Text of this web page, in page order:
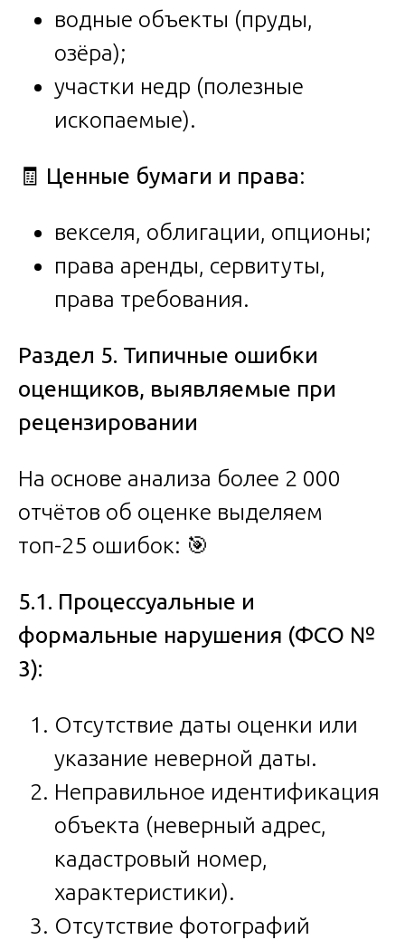
водные объекты (пруды,
озёра);
участки недр (полезные
ископаемые).
🧾 Ценные бумаги и права:
векселя, облигации, опционы;
права аренды, сервитуты,
права требования.
Раздел 5. Типичные ошибки
оценщиков, выявляемые при
рецензировании
На основе анализа более 2 000
отчётов об оценке выделяем
топ-25 ошибок: 🎯
5.1. Процессуальные и
формальные нарушения (ФСО №
3):
Отсутствие даты оценки или
указание неверной даты.
Неправильное идентификация
объекта (неверный адрес,
кадастровый номер,
характеристики).
Отсутствие фотографий